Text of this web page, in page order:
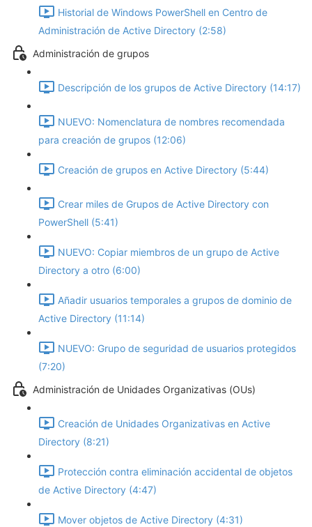
Historial de Windows PowerShell en Centro de
Administración de Active Directory (2:58)
Administración de grupos
Descripción de los grupos de Active Directory (14:17)
NUEVO: Nomenclatura de nombres recomendada
para creación de grupos (12:06)
Creación de grupos en Active Directory (5:44)
Crear miles de Grupos de Active Directory con
PowerShell (5:41)
NUEVO: Copiar miembros de un grupo de Active
Directory a otro (6:00)
Añadir usuarios temporales a grupos de dominio de
Active Directory (11:14)
NUEVO: Grupo de seguridad de usuarios protegidos
(7:20)
Administración de Unidades Organizativas (OUs)
Creación de Unidades Organizativas en Active
Directory (8:21)
Protección contra eliminación accidental de objetos
de Active Directory (4:47)
Mover objetos de Active Directory (4:31)